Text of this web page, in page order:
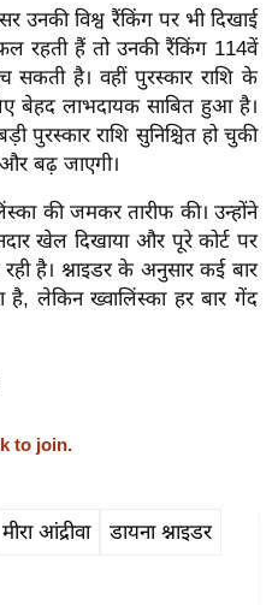
विश्व रैंकिंग पर भी दिखाई
रहती हैं तो उनकी रैंकिंग 114वें
है। वहीं पुरस्कार राशि के
बेहद लाभदायक साबित हुआ है।
पुरस्कार राशि सुनिश्चित हो चुकी
बढ़ जाएगी।
की जमकर तारीफ की। उन्होंने
खेल दिखाया और पूरे कोर्ट पर
है। श्नाइडर के अनुसार कई बार
लेकिन ख्वालिंस्का हर बार गेंद
to join.
मीरा आंद्रीवा डायना श्नाइडर